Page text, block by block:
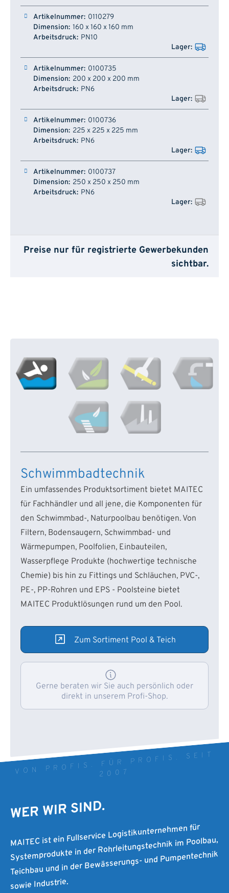
0110279
160 x 160 x 160 mm
PN10
0100735
200 x 200 x 200 mm
PN6
0100736
225 x 225 x 225 mm
PN6
0100737
250 x 250 x 250 mm
PN6
Preise nur für registrierte Gewerbekunden
sichtbar.
Schwimmbadtechnik
Ein umfassendes Produktsortiment bietet MAITEC
für Fachhändler und all jene, die Komponenten für
den Schwimmbad-, Naturpoolbau benötigen. Von
Filtern, Bodensaugern, Schwimmbad- und
Wärmepumpen, Poolfolien, Einbauteilen,
Wasserpflege Produkte (hochwertige technische
Chemie) bis hin zu Fittings und Schläuchen, PVC-,
PE-, PP-Rohren und EPS - Poolsteine bietet
MAITEC Produktlösungen rund um den Pool.
Zum Sortiment Pool & Teich
Gerne beraten wir Sie auch persönlich oder
direkt in unserem Profi-Shop.
VON PROFIS. FÜR PROFIS. SEIT
2007
WER WIR SIND.
MAITEC ist ein Fullservice Logistikunternehmen für
Systemprodukte in der Rohrleitungstechnik im Poolbau,
Teichbau und in der Bewässerungs- und Pumpentechnik
sowie Industrie.